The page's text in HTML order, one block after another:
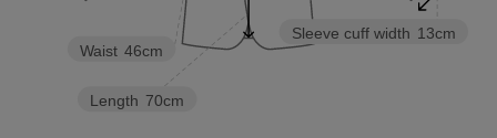
Sleeve cuff width 13cm
Length 70cm
Waist 46cm